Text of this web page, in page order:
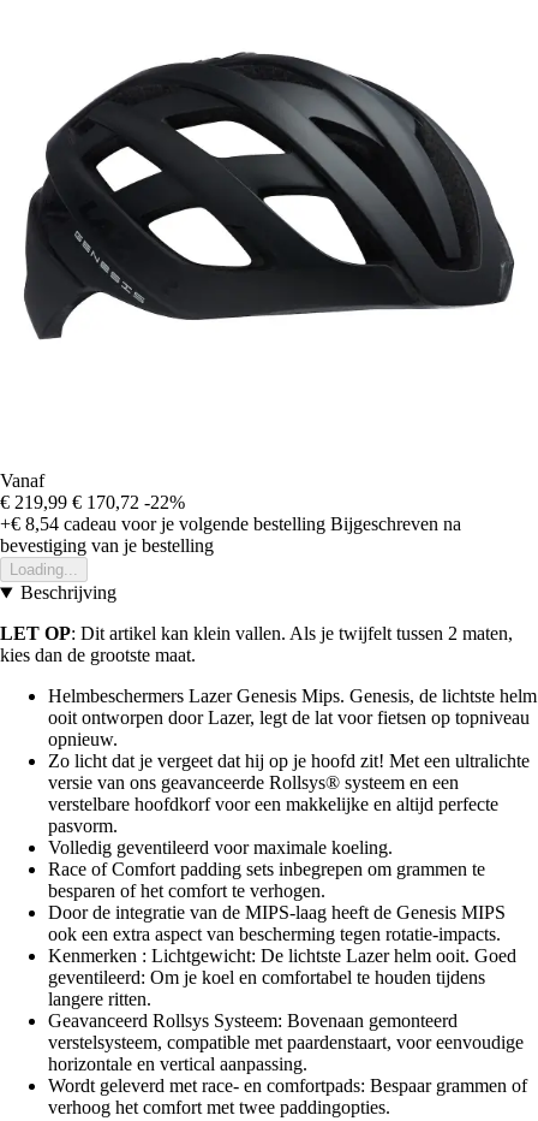
Vanaf
€ 219,99 € 170,72 -22%
+€ 8,54 cadeau voor je volgende bestelling Bijgeschreven na
bevestiging van je bestelling
Loading...
Beschrijving
LET OP: Dit artikel kan klein vallen. Als je twijfelt tussen 2 maten,
kies dan de grootste maat.
Helmbeschermers Lazer Genesis Mips. Genesis, de lichtste helm
ooit ontworpen door Lazer, legt de lat voor fietsen op topniveau
opnieuw.
Zo licht dat je vergeet dat hij op je hoofd zit! Met een ultralichte
versie van ons geavanceerde Rollsys® systeem en een
verstelbare hoofdkorf voor een makkelijke en altijd perfecte
pasvorm.
Volledig geventileerd voor maximale koeling.
Race of Comfort padding sets inbegrepen om grammen te
besparen of het comfort te verhogen.
Door de integratie van de MIPS-laag heeft de Genesis MIPS
ook een extra aspect van bescherming tegen rotatie-impacts.
Kenmerken : Lichtgewicht: De lichtste Lazer helm ooit. Goed
geventileerd: Om je koel en comfortabel te houden tijdens
langere ritten.
Geavanceerd Rollsys Systeem: Bovenaan gemonteerd
verstelsysteem, compatible met paardenstaart, voor eenvoudige
horizontale en vertical aanpassing.
Wordt geleverd met race- en comfortpads: Bespaar grammen of
verhoog het comfort met twee paddingopties.